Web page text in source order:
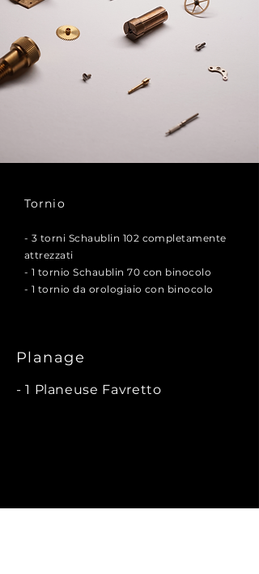
Tornio
- 3 torni Schaublin 102 completamente
attrezzati
- 1 tornio Schaublin 70 con binocolo
- 1 tornio da orologiaio con binocolo
Planage
- 1 Planeuse Favretto